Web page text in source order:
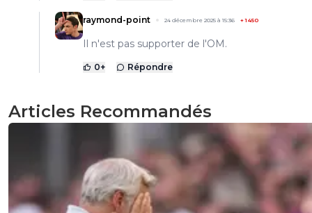
raymond-point 24 décembre 2025 à 15:36 +1450
Il n'est pas supporter de l'OM.
0+ Répondre
Articles Recommandés